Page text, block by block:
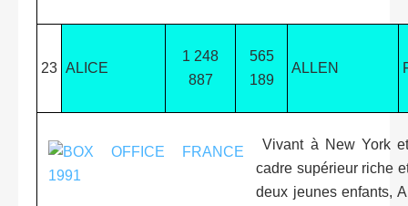
23 ALICE
1 248
887
565
189
ALLEN
Vivant à New York
cadre supérieur riche
deux jeunes enfants,